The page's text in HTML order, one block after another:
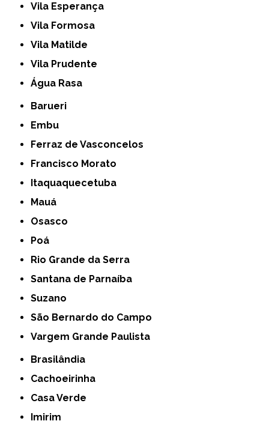
Vila Esperança
Vila Formosa
Vila Matilde
Vila Prudente
Água Rasa
Barueri
Embu
Ferraz de Vasconcelos
Francisco Morato
Itaquaquecetuba
Mauá
Osasco
Poá
Rio Grande da Serra
Santana de Parnaíba
Suzano
São Bernardo do Campo
Vargem Grande Paulista
Brasilândia
Cachoeirinha
Casa Verde
Imirim